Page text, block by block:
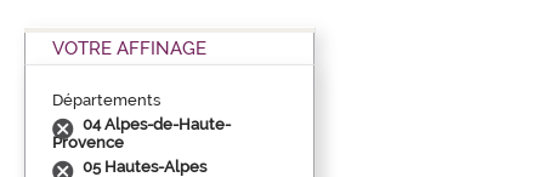
VOTRE AFFINAGE
Départements
04 Alpes-de-Haute-
Provence
05 Hautes-Alpes